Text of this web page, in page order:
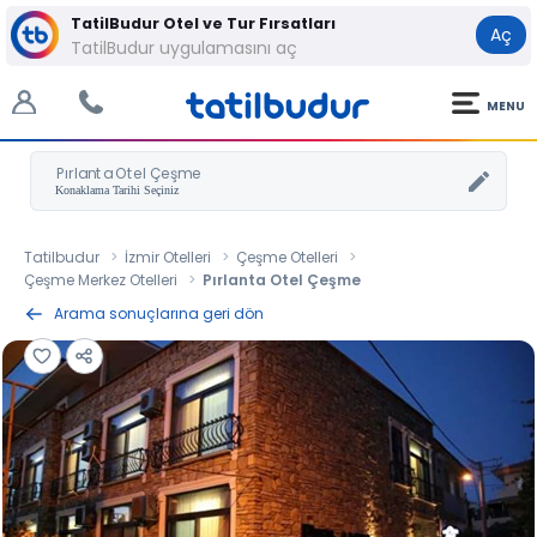
TatilBudur Otel ve Tur Fırsatları
TatilBudur uygulamasını aç
Aç
MENU
Pırlanta Otel Çeşme
Tatilbudur İzmir Otelleri
Çeşme Otelleri
Çeşme Merkez Otelleri
Pırlanta Otel Çeşme
Arama sonuçlarına geri dön